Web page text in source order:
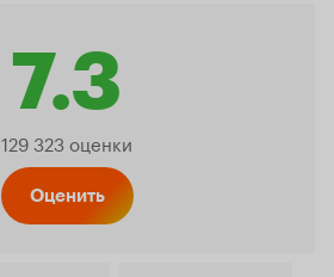
7.3
Рейтинг
129 323 оценки
Оценить